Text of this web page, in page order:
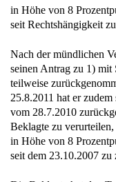
in Höhe von 8
seit Rechtshängigkeit
Nach der mündlichen
seinen Antrag zu 1) mit
teilweise
25.8.2011 hat er
vom 28.7.2010
Beklagte zu
in Höhe von 8
seit dem 23.10.2007 zu